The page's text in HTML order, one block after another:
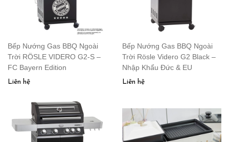
Bếp Nướng Gas BBQ Ngoài
Trời RÖSLE VIDERO G2-S –
FC Bayern Edition
Liên hệ
Bếp Nướng Gas BBQ Ngoài
Trời Rösle Videro G2 Black –
Nhập Khẩu Đức & EU
Liên hệ